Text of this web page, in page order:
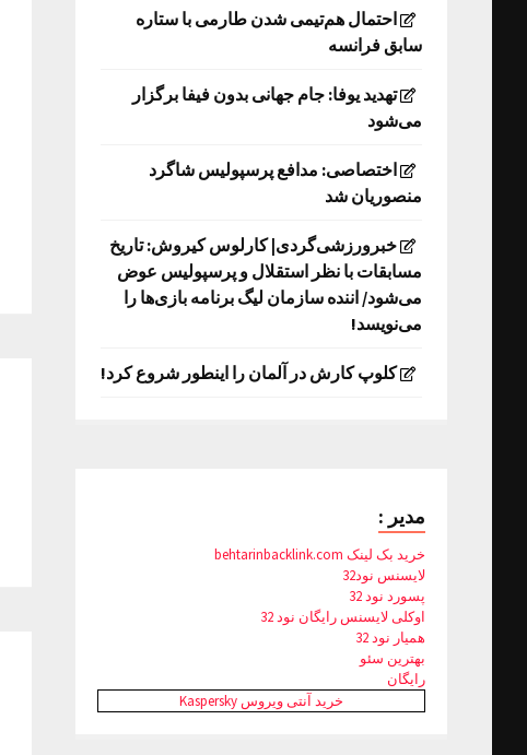
احتمال هم‌تیمی شدن طارمی با ستاره
سابق فرانسه
تهدید یوفا: جام جهانی بدون فیفا برگزار
می‌شود
اختصاصی: مدافع پرسپولیس شاگرد
منصوریان شد
خبرورزشی‌گردی| کارلوس کیروش: تاریخ
مسابقات با نظر استقلال و پرسپولیس عوض
می‌شود/ اننده سازمان لیگ برنامه بازی‌ها را
می‌نویسد!
کلوپ کارش در آلمان را اینطور شروع کرد!
مدیر :
خرید بک لینک behtarinbacklink.com
لایسنس نود32
پسورد نود 32
اوکلی لایسنس رایگان نود 32
همیار نود 32
بهترین سئو
رایگان
خرید آنتی ویروس Kaspersky